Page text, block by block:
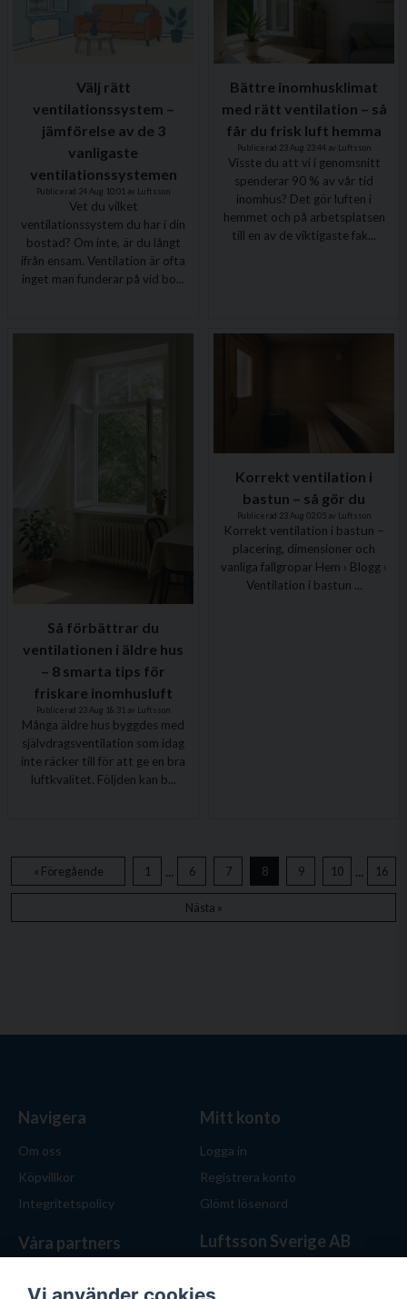
Välj rätt
ventilationssystem –
jämförelse av de 3
vanligaste
ventilationssystemen
Publicerad 24 Aug 10:01 av Luftsson
Vet du vilket
ventilationssystem du har i din
bostad? Om inte, är du långt
ifrån ensam. Ventilation är ofta
inget man funderar på vid bo...
Bättre inomhusklimat
med rätt ventilation – så
får du frisk luft hemma
Publicerad 23 Aug 23:44 av Luftsson
Visste du att vi i genomsnitt
spenderar 90 % av vår tid
inomhus? Det gör luften i
hemmet och på arbetsplatsen
till en av de viktigaste fak...
Så förbättrar du
ventilationen i äldre hus
– 8 smarta tips för
friskare inomhusluft
Publicerad 23 Aug 18:31 av Luftsson
Många äldre hus byggdes med
självdragsventilation som idag
inte räcker till för att ge en bra
luftkvalitet. Följden kan b...
Korrekt ventilation i
bastun – så gör du
Publicerad 23 Aug 02:05 av Luftsson
Korrekt ventilation i bastun –
placering, dimensioner och
vanliga fallgropar Hem › Blogg ›
Ventilation i bastun ...
« Föregående 1 ... 6 7 8 9 10 ... 16
Nästa »
Navigera
Om oss
Köpvillkor
Integritetspolicy
Mitt konto
Logga in
Registrera konto
Glömt lösenord
Våra partners Luftsson Sverige AB
hjälper dig att välja rätt